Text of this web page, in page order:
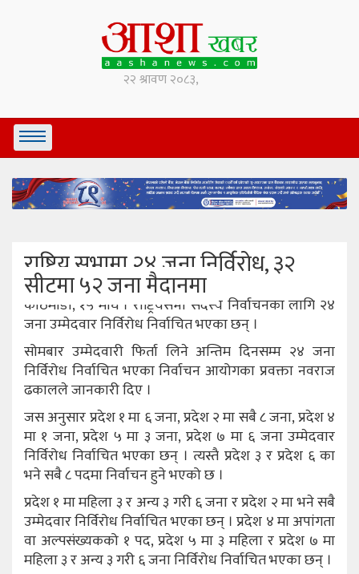
राष्ट्रिय सभामा २४ जना निर्विरोध, ३२
सीटमा ५२ जना मैदानमा
काठमाडौ, १५ माघ । राष्ट्रियसभा सदस्य निर्वाचनका लागि २४
जना उम्मेदवार निर्विरोध निर्वाचित भएका छन् ।
सोमबार उम्मेदवारी फिर्ता लिने अन्तिम दिनसम्म २४ जना
निर्विरोध निर्वाचित भएका निर्वाचन आयोगका प्रवक्ता नवराज
ढकालले जानकारी दिए ।
जस अनुसार प्रदेश १ मा ६ जना, प्रदेश २ मा सबै ८ जना, प्रदेश ४
मा १ जना, प्रदेश ५ मा ३ जना, प्रदेश ७ मा ६ जना उम्मेदवार
निर्विरोध निर्वाचित भएका छन् । त्यस्तै प्रदेश ३ र प्रदेश ६ का
भने सबै ८ पदमा निर्वाचन हुने भएको छ ।
प्रदेश १ मा महिला ३ र अन्य ३ गरी ६ जना र प्रदेश २ मा भने सबै
उम्मेदवार निर्विरोध निर्वाचित भएका छन् । प्रदेश ४ मा अपांगता
वा अल्पसंख्यकको १ पद, प्रदेश ५ मा ३ महिला र प्रदेश ७ मा
महिला ३ र अन्य ३ गरी ६ जना निर्विरोध निर्वाचित भएका छन् ।